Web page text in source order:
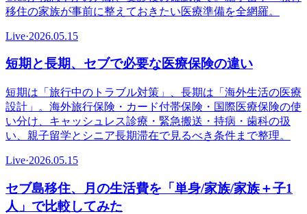
移住の家族が事前に整えておきたい医療準備を全網羅。
Live·2026.05.15
短期と長期、セブで必要な医療保険の違い
短期は「旅行中のトラブル対策」、長期は「海外生活の医療
設計」。海外旅行保険・カード付帯保険・国際医療保険の使
い分け、キャッシュレス診療・緊急搬送・持病・歯科の扱
い、親子留学とシニア長期滞在で見るべき条件まで整理。
Live·2026.05.15
セブ島移住、月の生活費を「単身/家族/家族＋子1
人」で比較してみた